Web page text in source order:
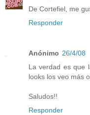
De Cortefiel, me
Responder
Anónimo 26/4/08
La verdad es que
looks los veo más
Saludos!!
Responder